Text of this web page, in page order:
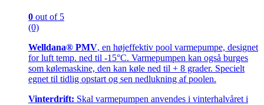
0 out of 5
(0)
Welldana® PMV, en højeffektiv pool varmepumpe, designet
for luft temp. ned til -15°C. Varmepumpen kan også burges
som kølemaskine, den kan køle ned til + 8 grader. Specielt
egnet til tidlig opstart og sen nedlukning af poolen.
Vinterdrift: Skal varmepumpen anvendes i vinterhalvåret i